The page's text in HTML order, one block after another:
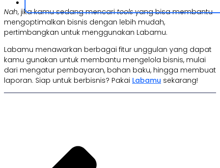
Nah, jika kamu sedang mencaritoolsyang bisa membantu
mengoptimalkan bisnis dengan lebih mudah,
pertimbangkan untuk menggunakan Labamu.
Labamu menawarkan berbagai fitur unggulan yang dapat
kamu gunakan untuk membantu mengelola bisnis, mulai
dari mengatur pembayaran, bahan baku, hingga membuat
laporan. Siap untuk berbisnis? Pakai Labamu sekarang!